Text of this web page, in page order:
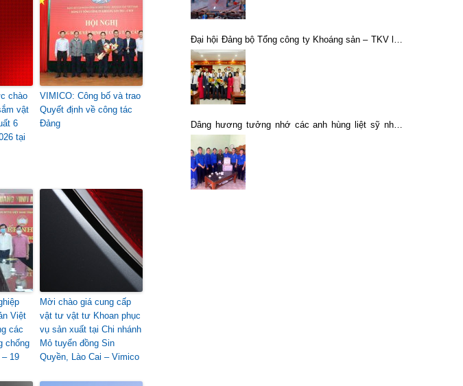
chào
vật
6
tại
VIMICO: Công bố và trao
Quyết định về công tác
Đảng
Việt
các
chống
– 19
Mời chào giá cung cấp
vật tư vật tư Khoan phục
vụ sản xuất tại Chi nhánh
Mỏ tuyển đồng Sin
Quyền, Lào Cai – Vimico
Đại hội Đảng bộ Tổng công ty Khoáng sản – TKV lần
thứ IV thành công tốt đẹp
Dâng hương tưởng nhớ các anh hùng liệt sỹ nhân
ngày Thương binh – Liệt sỹ 27/7